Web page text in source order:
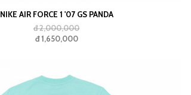
NIKE AIR FORCE 1 '07 GS PANDA
đ 2,000,000
đ 1,650,000